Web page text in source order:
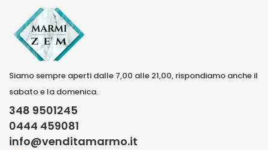
Siamo sempre aperti dalle 7,00 alle 21,00, rispondiamo anche il
sabato e la domenica.
348 9501245
0444 459081
info@venditamarmo.it